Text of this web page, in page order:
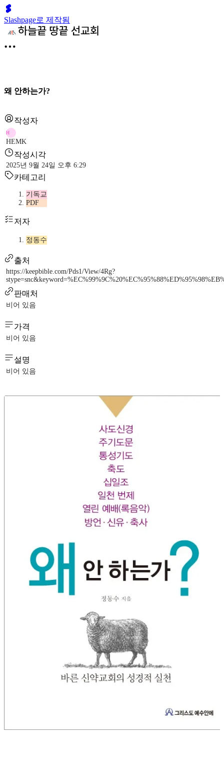
Slashpage로 제작됨
왜 안하는가?
작성자
H
HEMK
작성시각
2025년 9월 24일 오후 6:29
카테고리
기독교
PDF
저자
정동수
출처
https://keepbible.com/Pds1/View/4Rg?
판매처
비어 있음
가격
비어 있음
설명
비어 있음